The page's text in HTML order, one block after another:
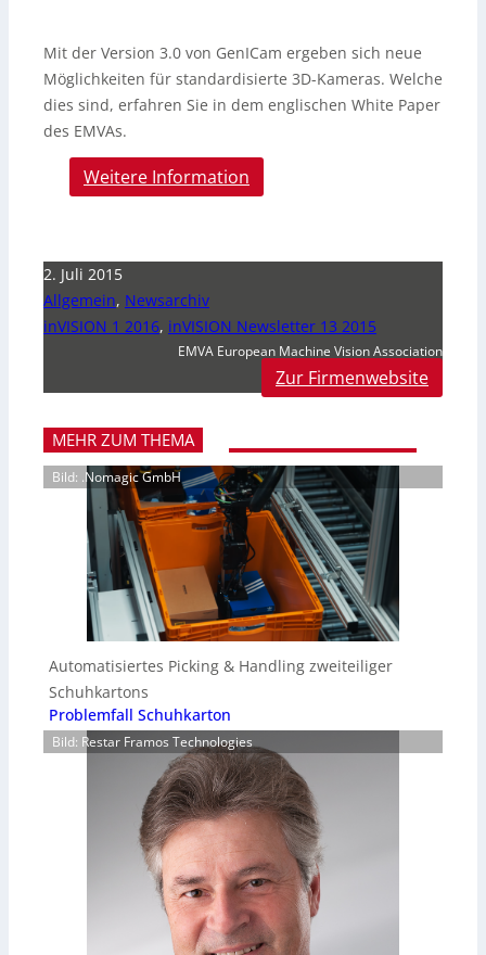
Mit der Version 3.0 von GenICam ergeben sich neue
Möglichkeiten für standardisierte 3D-Kameras. Welche
dies sind, erfahren Sie in dem englischen White Paper
des EMVAs.
Weitere Information
2. Juli 2015
Allgemein, Newsarchiv
inVISION 1 2016, inVISION Newsletter 13 2015
EMVA European Machine Vision Association
Zur Firmenwebsite
MEHR ZUM THEMA
Bild: .Nomagic GmbH
Automatisiertes Picking & Handling zweiteiliger
Schuhkartons
Problemfall Schuhkarton
Bild: Restar Framos Technologies